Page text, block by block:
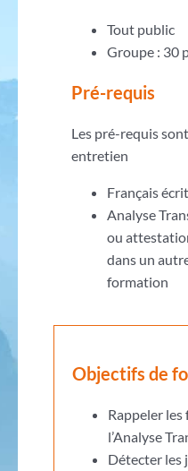
Tout public
Groupe : 30
Pré-requis
Les pré-requis
entretien
Français
Analyse
ou
dans un
formation
Objectifs de
Rappeler
l’Analyse
Détecter les